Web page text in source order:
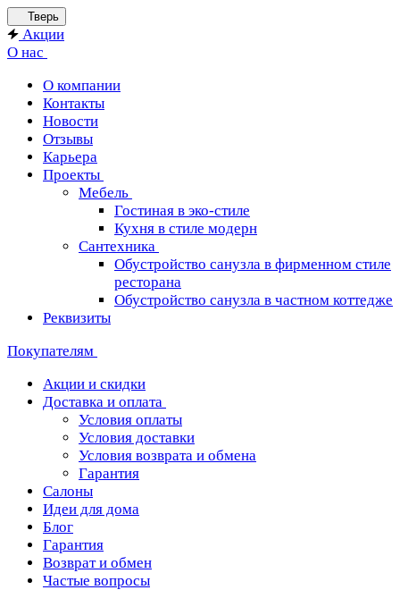
Тверь
Акции
О нас
О компании
Контакты
Новости
Отзывы
Карьера
Проекты
Мебель
Гостиная в эко-стиле
Кухня в стиле модерн
Сантехника
Обустройство санузла в фирменном стиле
ресторана
Обустройство санузла в частном коттедже
Реквизиты
Покупателям
Акции и скидки
Доставка и оплата
Условия оплаты
Условия доставки
Условия возврата и обмена
Гарантия
Салоны
Идеи для дома
Блог
Гарантия
Возврат и обмен
Частые вопросы